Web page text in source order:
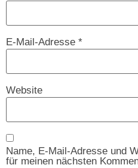
E-Mail-Adresse *
Website
Name, E-Mail-Adresse und
für meinen nächsten